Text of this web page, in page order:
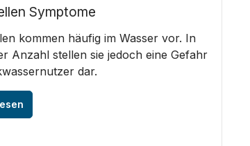
Symptome
kommen häufig im Wasser vor. In
Anzahl stellen sie jedoch eine Gefahr
dar.